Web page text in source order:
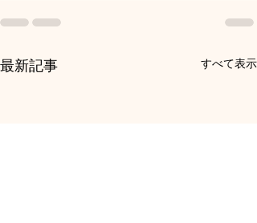
最新記事 すべて表示